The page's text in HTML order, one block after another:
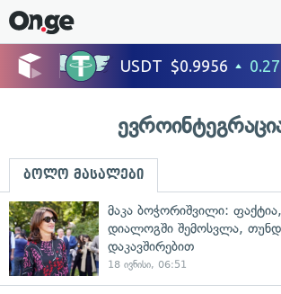
ბოლო მასალები
მაკა ბოჭორიშვილი:
დიალოგში შემოსვლა,
დაკავშირებით
18 ივნისი, 06:51